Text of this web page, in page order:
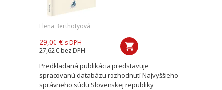
Elena Berthotyová
29,00 € s DPH
27,62 € bez DPH
Predkladaná publikácia predstavuje
spracovanú databázu rozhodnutí Najvyššieho
správneho súdu Slovenskej republiky